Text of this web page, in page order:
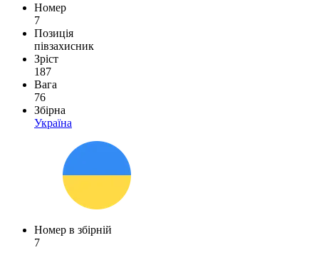
Номер
7
Позиція
півзахисник
Зріст
187
Вага
76
Збірна
Україна
Номер в збірній
7